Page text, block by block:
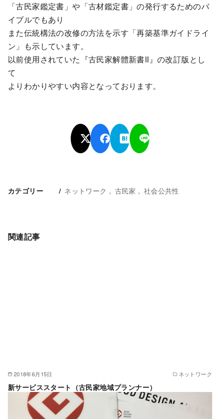
「古民家鑑定書」や「古材鑑定書」の発行するためのバ
イブルでもあり
また伝統構法の改修の方法を示す「再築基準ガイドライ
ン」も示しています。
以前使用されていた『古民家解體新書II』の改訂版とし
て
よりわかりやすい内容となっております。
カテゴリー ネットワーク 古民家 社会公共性
関連記事
2018年6月15日 ネットワーク
新サービススタート（古民家地域プランナー）